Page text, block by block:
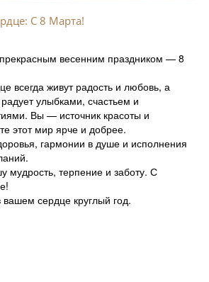
С 8 Марта!
весенним праздником — 8
всегда живут радость и любовь, а
улыбками, счастьем и
Вы — источник красоты и
этот мир ярче и добрее.
гармонии в душе и исполнения
мудрость, терпение и заботу. С
вашем сердце круглый год.